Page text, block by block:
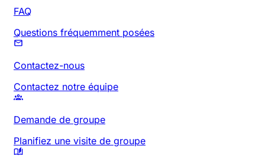
FAQ
Questions fréquemment posées
Contactez-nous
Contactez notre équipe
Demande de groupe
Planifiez une visite de groupe